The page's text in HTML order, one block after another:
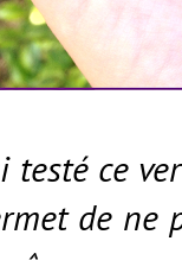
testé ce
de ne